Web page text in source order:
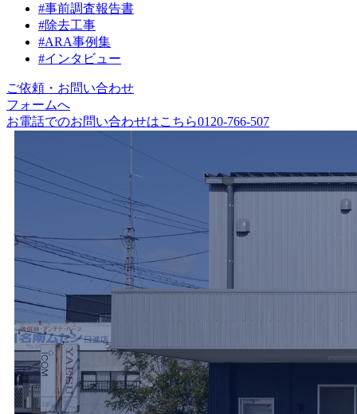
ベ
ト
研
究
所
｜
役
立
#事前調査報告書
#除去⼯事
#ARA事例集
#インタビュー
ご依頼・お問い合わせ
フォームへ
お電話でのお問い合わせはこちら0120-766-507